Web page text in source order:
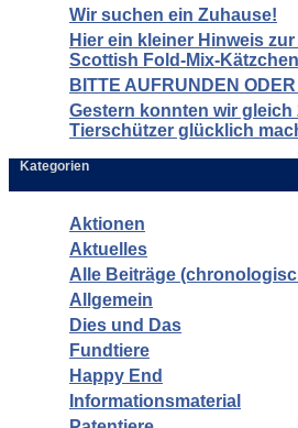
Wir suchen ein Zuhause!
Hier ein kleiner Hinweis
Scottish Fold-Mix-
BITTE AUFRUNDEN
Gestern konnten wir gleich
Tierschützer glücklich
Kategorien
Aktionen
Aktuelles
Alle Beiträge
Allgemein
Dies und Das
Fundtiere
Happy End
Informationsmaterial